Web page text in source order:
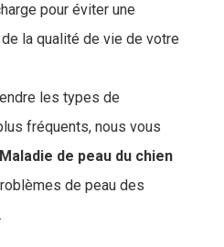
pour éviter une
la qualité de vie de votre
les types de
fréquents, nous vous
Maladie de peau du chien
de peau des